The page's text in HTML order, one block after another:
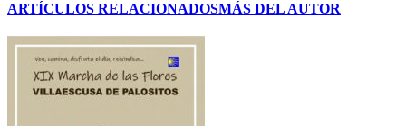
ARTÍCULOS RELACIONADOSMÁS DEL AUTOR